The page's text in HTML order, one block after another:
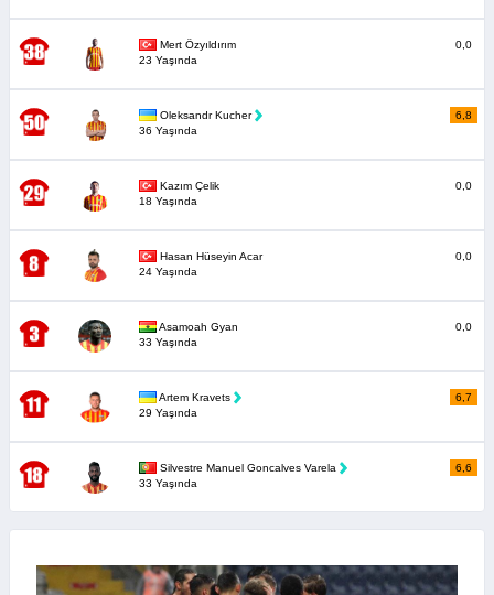
Mert Özyıldırım
23 Yaşında
0,0
Oleksandr Kucher
36 Yaşında
6,8
Kazım Çelik
18 Yaşında
0,0
Hasan Hüseyin Acar
24 Yaşında
0,0
Asamoah Gyan
33 Yaşında
0,0
Artem Kravets
29 Yaşında
6,7
Silvestre Manuel Goncalves Varela
33 Yaşında
6,6